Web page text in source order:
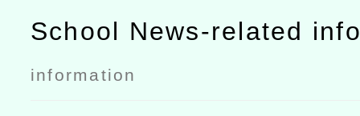
School News-related
information